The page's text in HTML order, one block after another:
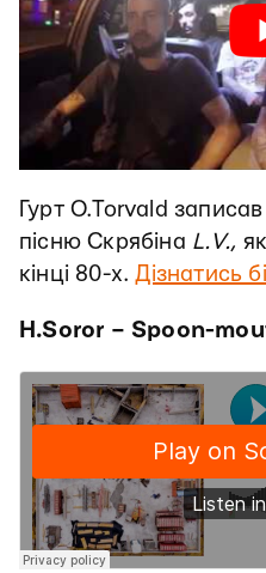
Гурт O.Torvald
пісню Скрябіна L.V.,
кінці 80-х.Дізнатись
H.Soror – Spoon-